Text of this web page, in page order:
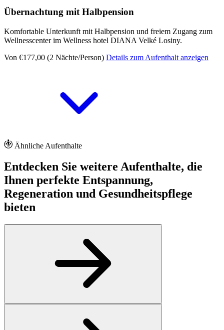
Übernachtung mit Halbpension
Komfortable Unterkunft mit Halbpension und freiem Zugang zum
Wellnesscenter im Wellness hotel DIANA Velké Losiny.
Von €177,00 (2 Nächte/Person) Details zum Aufenthalt anzeigen
Ähnliche Aufenthalte
Entdecken Sie weitere Aufenthalte, die
Ihnen perfekte Entspannung,
Regeneration und Gesundheitspflege
bieten